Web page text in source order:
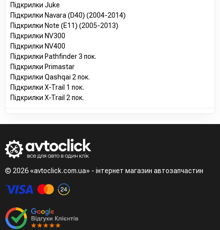
Підкрилки Juke
Підкрилки Navara (D40) (2004-2014)
Підкрилки Note (E11) (2005-2013)
Підкрилки NV300
Підкрилки NV400
Підкрилки Pathfinder 3 пок.
Підкрилки Primastar
Підкрилки Qashqai 2 пок.
Підкрилки X-Trail 1 пок.
Підкрилки X-Trail 2 пок.
© 2026 «avtoclick.com.ua» - інтернет магазин автозапчастин